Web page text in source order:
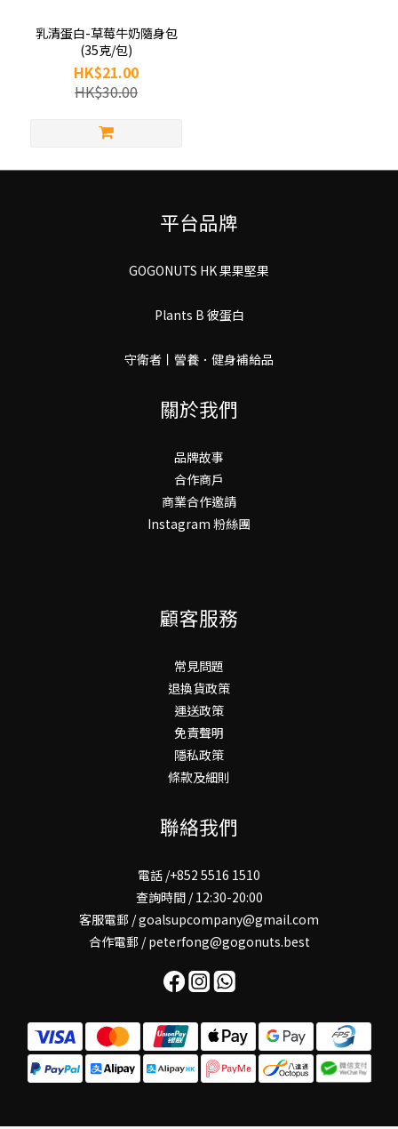
乳清蛋白-草莓牛奶隨身包
(35克/包)
HK$21.00
HK$30.00
平台品牌
GOGONUTS HK 果果堅果
Plants B 彼蛋白
守衛者丨謍養．健身補給品
關於我們
品牌故事
合作商戶
商業合作邀請
Instagram 粉絲團
顧客服務
常見問題
退換貨政策
運送政策
免責聲明
隱私政策
條款及細則
聯絡我們
電話 /+852 5516 1510
查詢時間 / 12:30-20:00
客服電郵 / goalsupcompany@gmail.com
合作電郵 / peterfong@gogonuts.best